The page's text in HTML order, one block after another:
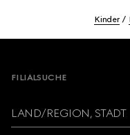
Kinder
FILIALSUCHE
LAND/REGION, STADT